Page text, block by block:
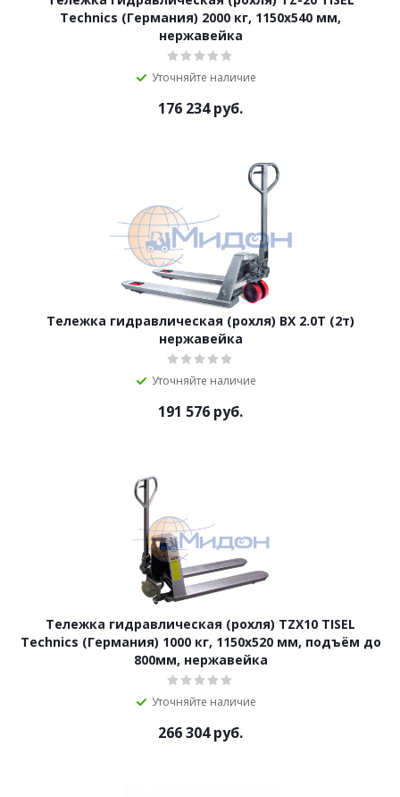
Technics (Германия) 2000 кг, 1150х540 мм,
нержавейка
Уточняйте наличие
176 234руб.
Тележка гидравлическая (рохля) BX 2.0T (2т)
нержавейка
Уточняйте наличие
191 576 руб.
Тележка гидравлическая (рохля) TZX10 TISEL
Technics (Германия) 1000 кг, 1150x520 мм, подъём до
800мм, нержавейка
Уточняйте наличие
266 304руб.